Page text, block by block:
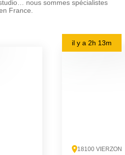
nous sommes spécialistes
France.
il y a 2h 13m
18100 VIERZON